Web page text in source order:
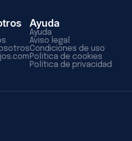
Ayuda
Ayuda
Aviso legal
Condiciones de uso
Política de cookies
Política de privacidad